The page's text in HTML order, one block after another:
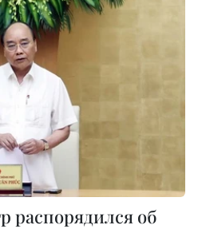
распорядился об